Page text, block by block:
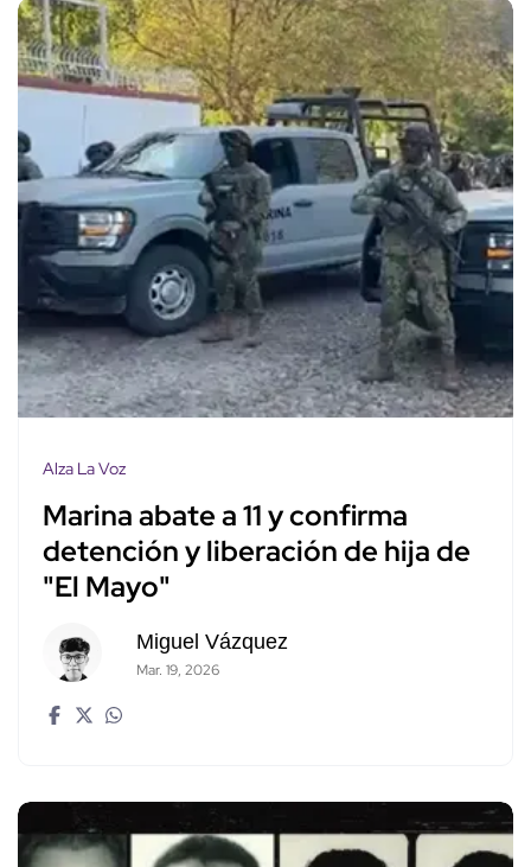
Alza La Voz
Marina abate a 11 y confirma
detención y liberación de hija de
"El Mayo"
Miguel Vázquez
Mar. 19, 2026